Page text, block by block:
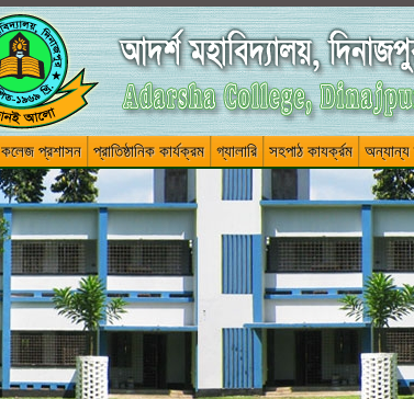
কলেজ প্রশাসন প্রাতিষ্ঠানিক কার্যক্রম গ্যালারি সহপাঠ কাযর্ক্রম